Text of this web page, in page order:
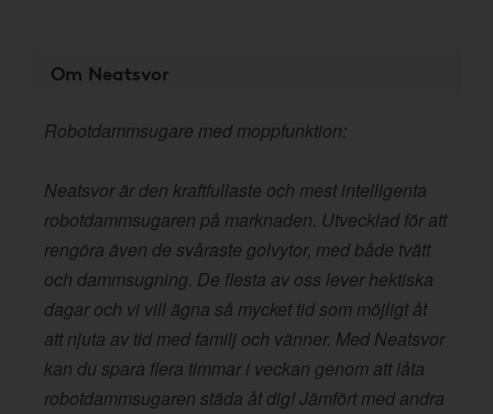
Om Neatsvor
Robotdammsugare med moppfunktion:
Neatsvor är den kraftfullaste och mest intelligenta
robotdammsugaren på marknaden. Utvecklad för att
rengöra även de svåraste golvytor, med både tvätt
och dammsugning. De flesta av oss lever hektiska
dagar och vi vill ägna så mycket tid som möjligt åt
att njuta av tid med familj och vänner. Med Neatsvor
kan du spara flera timmar i veckan genom att låta
robotdammsugaren städa åt dig! Jämfört med andra